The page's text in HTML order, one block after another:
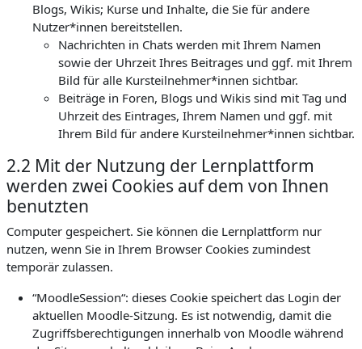
Blogs, Wikis; Kurse und Inhalte, die Sie für andere
Nutzer*innen bereitstellen.
Nachrichten in Chats werden mit Ihrem Namen
sowie der Uhrzeit Ihres Beitrages und ggf. mit Ihrem
Bild für alle Kursteilnehmer*innen sichtbar.
Beiträge in Foren, Blogs und Wikis sind mit Tag und
Uhrzeit des Eintrages, Ihrem Namen und ggf. mit
Ihrem Bild für andere Kursteilnehmer*innen sichtbar.
2.2 Mit der Nutzung der Lernplattform
werden zwei Cookies auf dem von Ihnen
benutzten
Computer gespeichert. Sie können die Lernplattform nur
nutzen, wenn Sie in Ihrem Browser Cookies zumindest
temporär zulassen.
“MoodleSession“: dieses Cookie speichert das Login der
aktuellen Moodle-Sitzung. Es ist notwendig, damit die
Zugriffsberechtigungen innerhalb von Moodle während